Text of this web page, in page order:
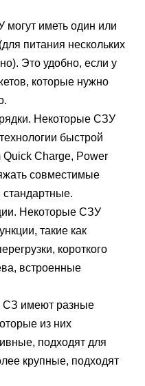
могут иметь один или
питания нескольких
Это удобно, если у
которые нужно
Некоторые СЗУ
быстрой
Quick Charge, Power
совместимые
Некоторые СЗУ
такие как
короткого
встроенные
СЗ имеют разные
из них
подходят для
крупные, подходят